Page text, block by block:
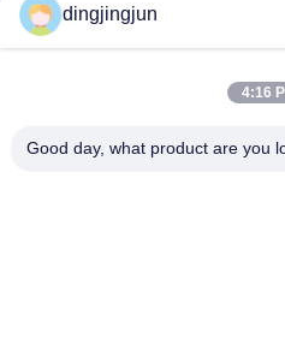
inoxydable 304 316 DIN444
Boulons à œil Boulon à œil
dingjingjun
4:16
Good day, what product are you